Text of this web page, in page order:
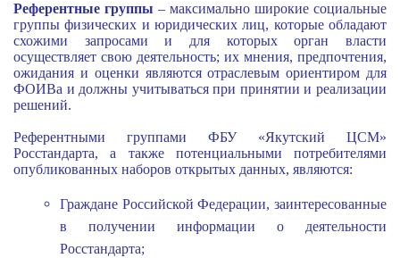
Референтные группы – максимально широкие социальные
группы физических и юридических лиц, которые обладают
схожими запросами и для которых орган власти
осуществляет свою деятельность; их мнения, предпочтения,
ожидания и оценки являются отраслевым ориентиром для
ФОИВа и должны учитываться при принятии и реализации
решений.
Референтными группами ФБУ «Якутский ЦСМ»
Росстандарта, а также потенциальными потребителями
опубликованных наборов открытых данных, являются:
Граждане Российской Федерации, заинтересованные
в получении информации о деятельности
Росстандарта;